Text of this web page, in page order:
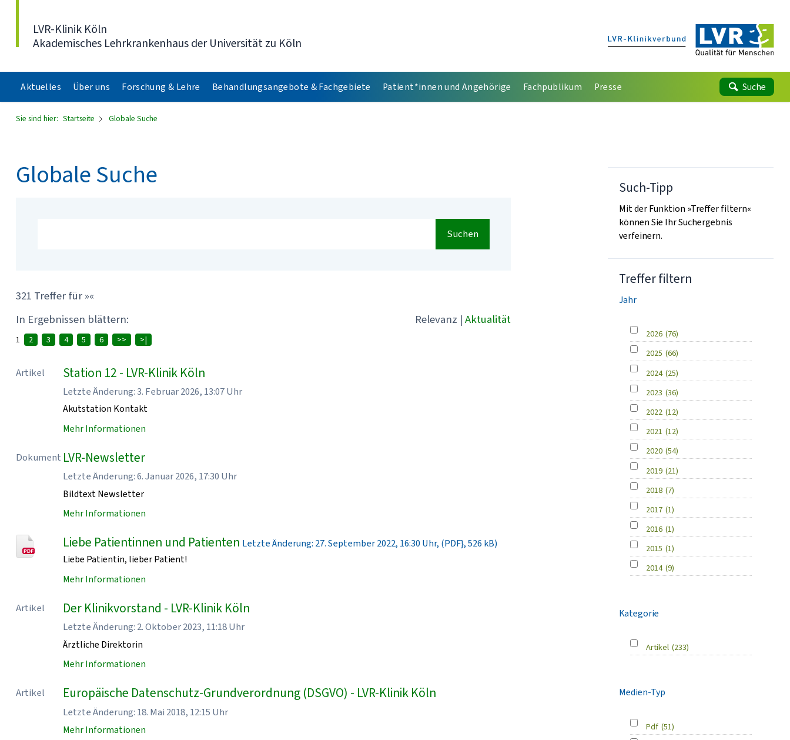
LVR-Klinik Köln
Akademisches Lehrkrankenhaus der Universität zu Köln
Aktuelles Über uns Forschung & Lehre Behandlungsangebote & Fachgebiete Patient*innen und Angehörige Fachpublikum Presse Suche
Sie sind hier: Startseite Globale Suche
Globale Suche
Suchen
321 Treffer für »«
In Ergebnissen blättern:
Relevanz | Aktualität
1 2 3 4 5 6 >> >|
Artikel Station 12 - LVR-Klinik Köln
Letzte Änderung: 3. Februar 2026, 13:07 Uhr
Akutstation Kontakt
Mehr Informationen
Dokument LVR-Newsletter
Letzte Änderung: 6. Januar 2026, 17:30 Uhr
Bildtext Newsletter
Mehr Informationen
Liebe Patientinnen und Patienten Letzte Änderung: 27. September 2022, 16:30 Uhr, (PDF}, 526 kB)
Liebe Patientin, lieber Patient!
Mehr Informationen
Artikel Der Klinikvorstand - LVR-Klinik Köln
Letzte Änderung: 2. Oktober 2023, 11:18 Uhr
Ärztliche Direktorin
Mehr Informationen
Artikel Europäische Datenschutz-Grundverordnung (DSGVO) - LVR-Klinik Köln
Letzte Änderung: 18. Mai 2018, 12:15 Uhr
Mehr Informationen
Such-Tipp
Mit der Funktion »Treffer filtern«
können Sie Ihr Suchergebnis
verfeinern.
Treffer filtern
Jahr
2026 (76)
2025 (66)
2024 (25)
2023 (36)
2022 (12)
2021 (12)
2020 (54)
2019 (21)
2018 (7)
2017 (1)
2016 (1)
2015 (1)
2014 (9)
Kategorie
Artikel (233)
Medien-Typ
Pdf (51)